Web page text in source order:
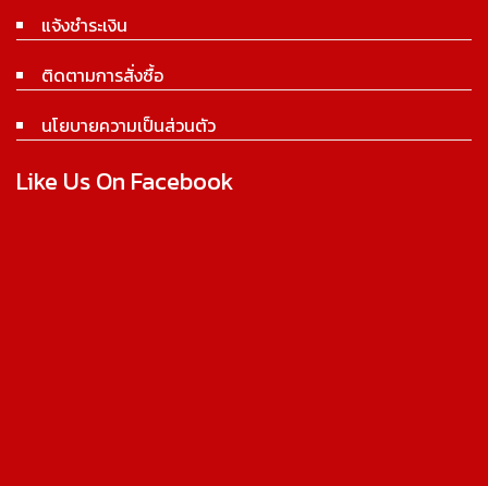
แจ้งชำระเงิน
ติดตามการสั่งซื้อ
นโยบายความเป็นส่วนตัว
Like Us On Facebook